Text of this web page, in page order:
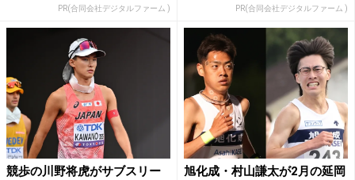
PR(合同会社デジタルファーム ) PR(合同会社デジタルファーム )
競歩の川野将虎がサブスリー
旭化成・村山謙太が2月の延岡